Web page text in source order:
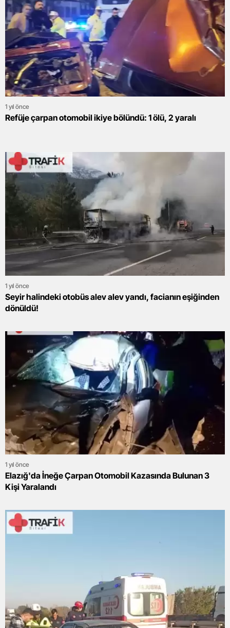
1 yıl önce
Refüje çarpan otomobil ikiye bölündü: 1 ölü, 2 yaralı
1 yıl önce
Seyir halindeki otobüs alev alev yandı, facianın eşiğinden
dönüldü!
1 yıl önce
Elazığ'da İneğe Çarpan Otomobil Kazasında Bulunan 3
Kişi Yaralandı